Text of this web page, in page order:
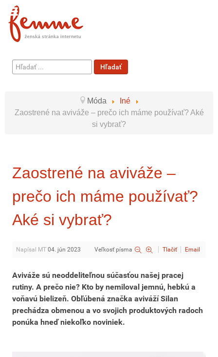
Hľadať
...
Hľadať
Móda
Iné
Zaostrené na aviváže – prečo ich máme používať? Aké
si vybrať?
Zaostrené na aviváže –
prečo ich máme používať?
Aké si vybrať?
Napísal MT 04. jún 2023 Veľkosť písma Tlačiť Email
Aviváže sú neoddeliteľnou súčasťou našej pracej
rutiny. A prečo nie? Kto by nemiloval jemnú, hebkú a
voňavú bielizeň. Obľúbená značka aviváží Silan
prechádza obmenou a vo svojich produktových radoch
ponúka hneď niekoľko noviniek.